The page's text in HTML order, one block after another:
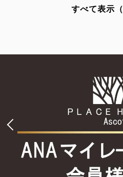
ダブルサイズ / 幅131-
Wi-Fiあり（無料）
すべて表示（